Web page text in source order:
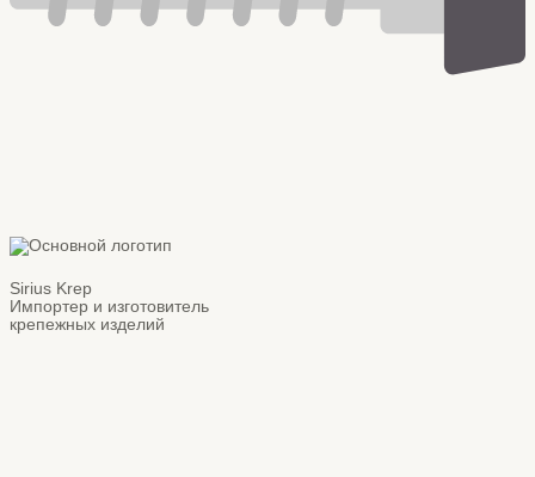
Sirius Krep
Импортер и изготовитель
крепежных изделий